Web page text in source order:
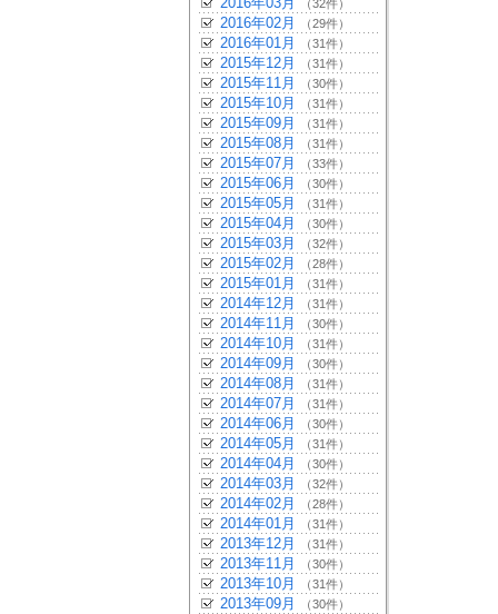
（32件）
2016年02月 （29件）
2016年01月 （31件）
2015年12月 （31件）
2015年11月 （30件）
2015年10月 （31件）
2015年09月 （31件）
2015年08月 （31件）
2015年07月 （33件）
2015年06月 （30件）
2015年05月 （31件）
2015年04月 （30件）
2015年03月 （32件）
2015年02月 （28件）
2015年01月 （31件）
2014年12月 （31件）
2014年11月 （30件）
2014年10月 （31件）
2014年09月 （30件）
2014年08月 （31件）
2014年07月 （31件）
2014年06月 （30件）
2014年05月 （31件）
2014年04月 （30件）
2014年03月 （32件）
2014年02月 （28件）
2014年01月 （31件）
2013年12月 （31件）
2013年11月 （30件）
2013年10月 （31件）
2013年09月 （30件）